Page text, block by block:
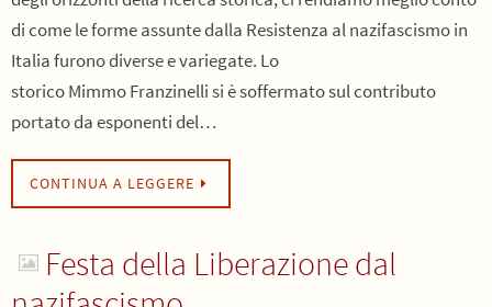
di come le forme assunte dalla Resistenza al nazifascismo in
Italia furono diverse e variegate. Lo
storico Mimmo Franzinelli si è soffermato sul contributo
portato da esponenti del…
CONTINUA A LEGGERE
Festa della Liberazione dal